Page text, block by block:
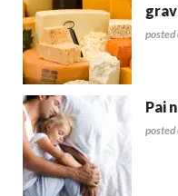
posted
Pai
posted